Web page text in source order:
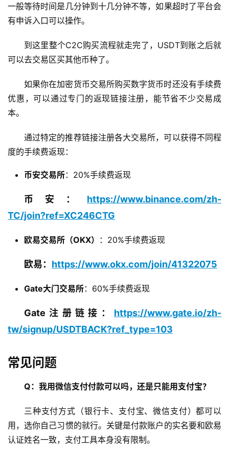
一般等待时间是几分钟到十几分钟不等，如果超时了平台会
有申诉入口可以操作。
到这里整个C2C购买流程就走完了，USDT到账之后就
可以去交易区买其他币种了。
如果你在加密货币交易所购买数字货币时还没有手续费
优惠，可以通过专门的返现链接注册，能节省不少交易成
本。
通过特定的推荐链接注册各大交易所，可以获得不同程
度的手续费返现：
币安交易所：20%手续费返现
币安： https://www.binance.com/zh-
TC/join?ref=XC246CTG
欧易交易所（OKX） ：20%手续费返现
欧易： https://www.okx.com/join/41322075
Gate大门交易所：60%手续费返现
Gate注册链接： https://www.gate.io/zh-
tw/signup/USDTBACK?ref_type=103
常见问题
Q：我用微信支付付款可以吗，还是只能用支付宝？
三种支付方式（银行卡、支付宝、微信支付）都可以
用，选你自己习惯的就行。关键是付款账户的实名要和欧易
认证姓名一致，支付工具本身没有限制。